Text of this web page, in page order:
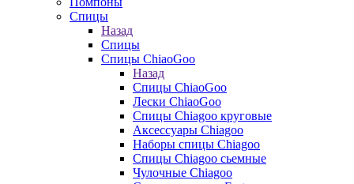
Спицы
Назад
Спицы
Спицы ChiaoGoo
Назад
Спицы ChiaoGoo
Лески ChiaoGoo
Cпицы Сhiagoo круговые
Аксессуары Chiagoo
Наборы спицы Chiagoo
Спицы Chiagoo сьемные
Чулочные Chiagoo